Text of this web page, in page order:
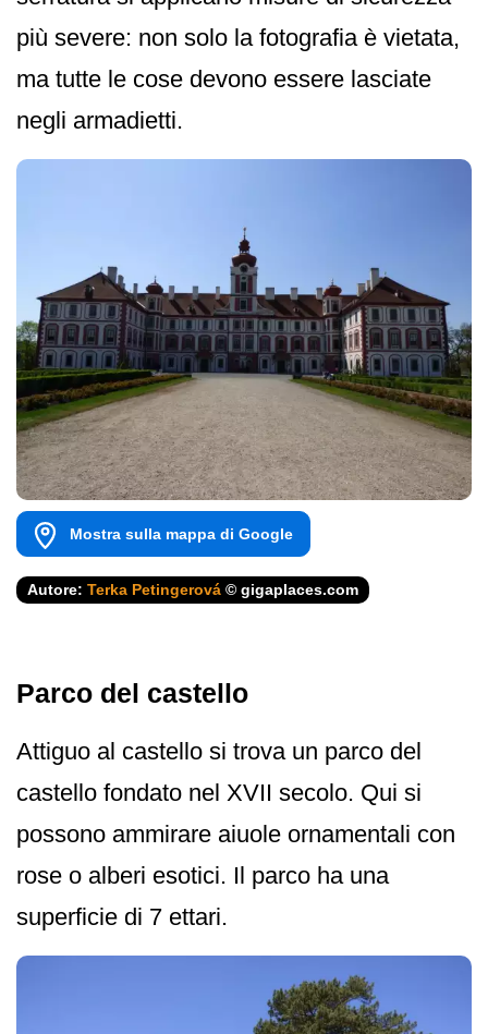
più severe: non solo la fotografia è vietata,
ma tutte le cose devono essere lasciate
negli armadietti.
Mostra sulla mappa di Google
Autore: Terka Petingerová © gigaplaces.com
Parco del castello
Attiguo al castello si trova un parco del
castello fondato nel XVII secolo. Qui si
possono ammirare aiuole ornamentali con
rose o alberi esotici. Il parco ha una
superficie di 7 ettari.